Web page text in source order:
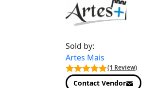
Sold by:
Artes Mais
(1 Review)
Contact Vendor